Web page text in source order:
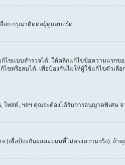
อก กรุณาติดต่อผู้ดูแลบอร์ด
ไขแบบสำรวจได้. ให้คลิกแก้ไขข้อความแรก
ขหรือลบได้. เพื่อป้องกันไม่ให้ผู้ใช้แก้ไขตัวเลื
พสต์, ฯลฯ คุณจะต้องได้รับการอนุญาตพิเศษ
(เพื่อป้องกันผลคะแนนที่ไม่ตรงความจริง).